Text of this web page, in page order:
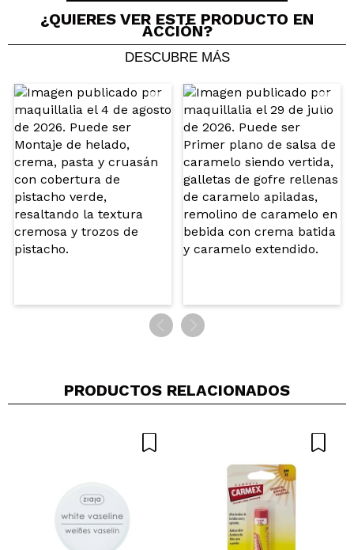
¿QUIERES VER ESTE PRODUCTO EN
ACCIÓN?
DESCUBRE MÁS
PRODUCTOS RELACIONADOS